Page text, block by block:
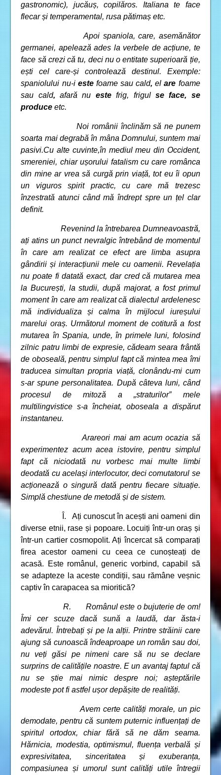
gastronomic), jucăuș, copilăros. Italiana te face
flecar și temperamental, rusa pătimaș etc.
Apoi spaniola, care, asemănător
germanei, apelează ades la verbele de acțiune, te
face să crezi că tu, deci nu o entitate superioară ție,
ești cel care-și controlează destinul. Exemple:
spaniolului nu-i este foame sau cald, el are foame
sau cald,afară nu estefrig, frigul se face, se
produce etc.
Noi românii înclinăm să ne punem
soarta mai degrabă în mâna Domnului, suntem mai
pasivi.Cu alte cuvinte,în mediul meu din Occident,
smereniei, chiar ușorului fatalism cu care românca
din mine ar vrea să curgă prin viață, tot eu îi opun
un viguros spirit practic, cu care mă trezesc
înzestrată atunci când mă îndrept spre un țel clar
definit.
Revenind la întrebarea Dumneavoastră,
ați atins un punct nevralgic întrebând de momentul
în care am realizat ce efect are limba asupra
gândirii și interacțiunii mele cu oamenii. Revelația
nu poate fi datată exact, dar cred că mutarea mea
la București, la studii, după majorat, a fost primul
moment în care am realizat că dialectul ardelenesc
mă individualiza și calma în mijlocul iureșului
marelui oraș. Următorul moment de cotitură a fost
mutarea în Spania, unde, în primele luni, folosind
zilnic patru limbi de expresie, cădeam seara frântă
de oboseală, pentru simplul fapt că mintea mea îmi
traducea simultan propria viață, clonându-mi cum
s-ar spune personalitatea. După câteva luni, când
procesul de mitoză a „straturilor” mele
multilingvistice s-a încheiat, oboseala a dispărut
instantaneu.
Arareori mai am acum ocazia să
experimentez acum acea istovire, pentru simplul
fapt că niciodată nu vorbesc mai multe limbi
deodată cu același interlocutor, deci comutatorul se
acționează o singură dată pentru fiecare situație.
Simplă chestiune de metodă și de sistem.
Î. Ați cunoscut în acești ani oameni din
diverse etnii, rase și popoare. Locuiți într-un oraș și
într-un cartier cosmopolit. Ați încercat să comparați
firea acestor oameni cu ceea ce cunoșteați de
acasă. Este românul, generic vorbind, capabil să
se adapteze la aceste condiții, sau rămâne veșnic
captiv în carapacea sa mioritică?
R. Românul este o bujuterie de om!
Îmi cer scuze dacă sună a laudă, dar ăsta-i
adevărul. Întrebați și pe la alții. Printre străinii care
ajung să cunoască îndeaproape un român sau doi,
nu veți găsi pe nimeni care să nu se declare
surprins de calitățile noastre. E un avantaj faptul că
nu se știe mai nimic despre noi; așteptările
modeste pot fi astfel ușor depășite de realități.
Avem certe calități morale, un pic
demodate, pentru că suntem puternic influențați de
spiritul ortodox, chiar fără să ne dăm seama.
Hărnicia, modestia, optimismul, fluența verbală și
expresivitatea, sinceritatea și exuberanța,
compasiunea și umorul sunt calități utile întregii